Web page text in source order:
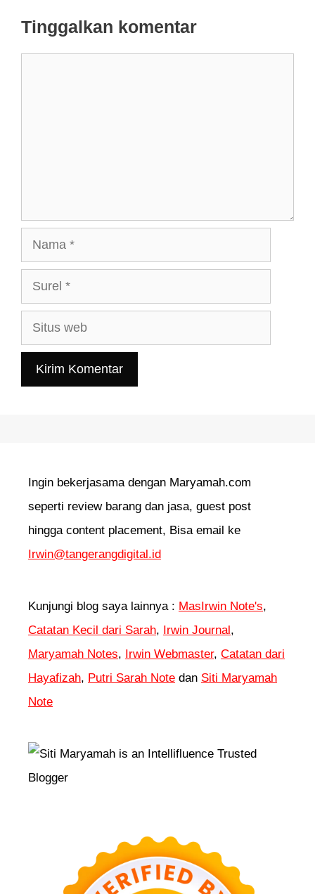
Tinggalkan komentar
Nama
Surel
Situs
web
Ingin bekerjasama dengan Maryamah.com
seperti review barang dan jasa, guest post
hingga content placement, Bisa email ke
Irwin@tangerangdigital.id
Kunjungi blog saya lainnya : MasIrwin Note's,
Catatan Kecil dari Sarah, Irwin Journal ,
Maryamah Notes, Irwin Webmaster, Catatan dari
Hayafizah, Putri Sarah Note dan Siti Maryamah
Note